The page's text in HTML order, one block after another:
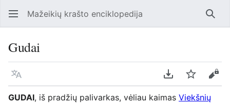
Mažeikių krašto enciklopedija
Gudai
Kalba Parsisiųsti kaip
Stebėti
GUDAI, iš pradžių palivarkas, vėliau kaimas Viekšnių